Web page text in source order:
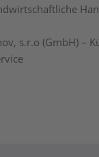
s.r.o (GmbH) –